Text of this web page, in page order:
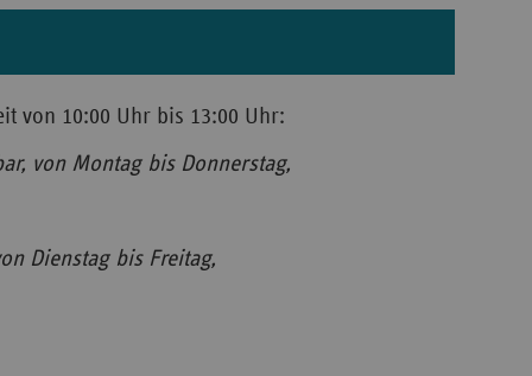
von 10:00 Uhr bis 13:00 Uhr:
von Montag bis Donnerstag,
Dienstag bis Freitag,